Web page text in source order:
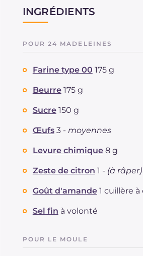
INGRÉDIENTS
POUR 24 MADELEINES
Farine type 00 175 g
Beurre 175 g
Sucre 150 g
Œufs 3 - moyennes
Levure chimique 8 g
Zeste de citron 1 - (à râper)
Goût d'amande 1 cuillère à
Sel fin à volonté
POUR LE MOULE